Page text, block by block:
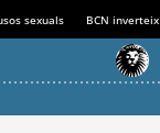
sexuals BCN